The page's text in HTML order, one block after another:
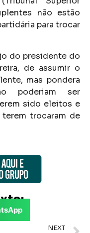
não estão
para trocar
do presidente do
de assumir o
mas pondera
poderiam ser
sido eleitos e
trocaram de
NEXT